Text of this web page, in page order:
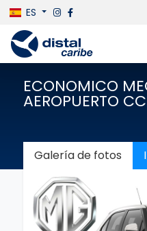
ES
ECONOMICO
AEROPUERTO CC
Galería de fotos